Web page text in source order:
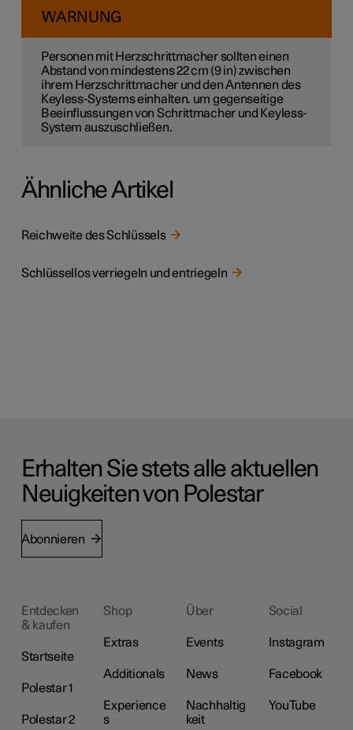
WARNUNG
Personen mit Herzschrittmacher sollten einen
Abstand von mindestens22 cm (9 in) zwischen
ihrem Herzschrittmacher und den Antennen des
Keyless-Systems einhalten. um gegenseitige
Beeinflussungen von Schrittmacher und Keyless-
System auszuschließen.
Ähnliche Artikel
Reichweite des Schlüssels
Schlüssellos verriegeln und entriegeln
Erhalten Sie stets alle aktuellen
Neuigkeiten von Polestar
Abonnieren
Entdecken
& kaufen
Startseite
Polestar 1
Polestar 2
Shop
Extras
Additionals
Experience
s
Über
Events
News
Nachhaltig
keit
Social
Instagram
Facebook
YouTube